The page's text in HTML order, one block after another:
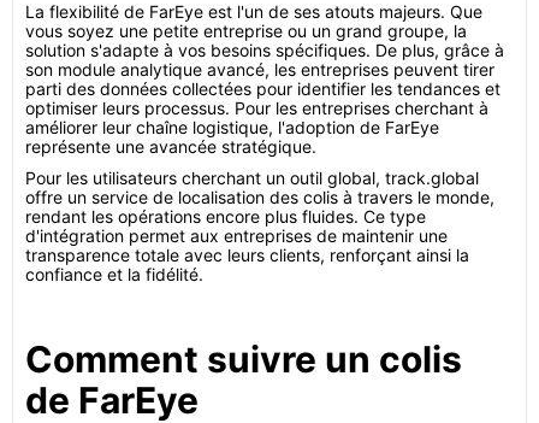
La flexibilité de FarEye est l'un de ses atouts majeurs. Que
vous soyez une petite entreprise ou un grand groupe, la
solution s'adapte à vos besoins spécifiques. De plus, grâce à
son module analytique avancé, les entreprises peuvent tirer
parti des données collectées pour identifier les tendances et
optimiser leurs processus. Pour les entreprises cherchant à
améliorer leur chaîne logistique, l'adoption de FarEye
représente une avancée stratégique.
Pour les utilisateurs cherchant un outil global, track.global
offre un service de localisation des colis à travers le monde,
rendant les opérations encore plus fluides. Ce type
d'intégration permet aux entreprises de maintenir une
transparence totale avec leurs clients, renforçant ainsi la
confiance et la fidélité.
Comment suivre un colis
de FarEye